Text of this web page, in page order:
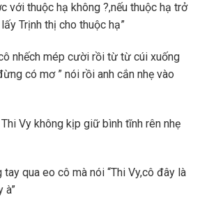
với thuộc hạ không ?,nếu thuộc hạ trở
Trịnh thị cho thuộc hạ”
nhếch mép cười rồi từ từ cúi xuống
có mơ ” nói rồi anh cắn nhẹ vào
Vy không kịp giữ bình tĩnh rên nhẹ
qua eo cô mà nói “Thi Vy,cô đây là
à”